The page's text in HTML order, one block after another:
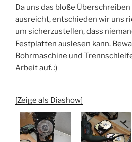
Da uns das bloße
ausreicht, entschieden wir uns
um sicherzustellen, dass
Festplatten auslesen kann.
Bohrmaschine und
Arbeit auf. :)
[Zeige als Diashow]